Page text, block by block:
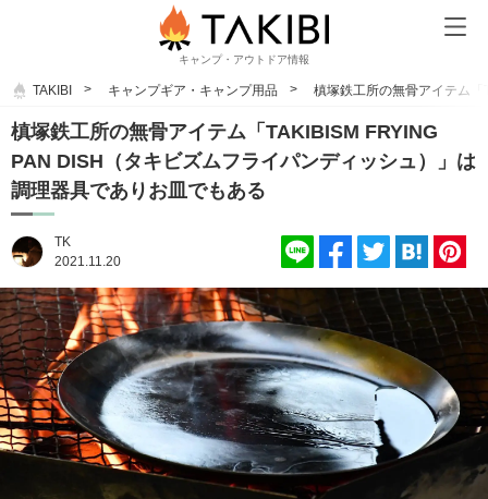
キャンプ・アウトドア情報
TAKIBI キャンプギア・キャンプ用品 槙塚鉄工所の無骨アイテム
槙塚鉄工所の無骨アイテム「TAKIBISM FRYING
PAN DISH（タキビズムフライパンディッシュ）」は
調理器具でありお皿でもある
TK
2021.11.20